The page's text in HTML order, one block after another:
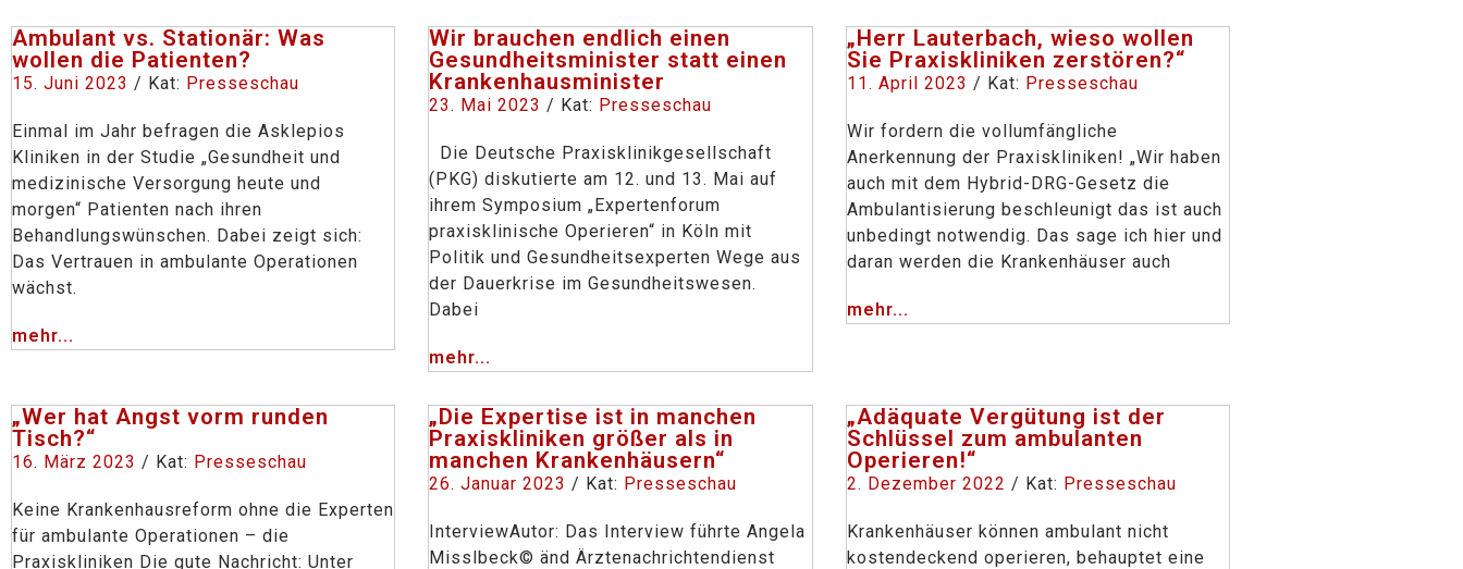
Ambulant vs. Stationär: Was
wollen die Patienten?
15. Juni 2023 / Kat: Presseschau
Einmal im Jahr befragen die Asklepios
Kliniken in der Studie „Gesundheit und
medizinische Versorgung heute und
morgen“ Patienten nach ihren
Behandlungswünschen. Dabei zeigt sich:
Das Vertrauen in ambulante Operationen
wächst.
mehr...
Wir brauchen endlich einen
Gesundheitsminister statt einen
Krankenhausminister
23. Mai 2023 / Kat: Presseschau
Die Deutsche Praxisklinikgesellschaft
(PKG) diskutierte am 12. und 13. Mai auf
ihrem Symposium „Expertenforum
praxisklinische Operieren“ in Köln mit
Politik und Gesundheitsexperten Wege aus
der Dauerkrise im Gesundheitswesen.
Dabei
mehr...
„Herr Lauterbach, wieso wollen
Sie Praxiskliniken zerstören?“
11. April 2023 / Kat: Presseschau
Wir fordern die vollumfängliche
Anerkennung der Praxiskliniken! „Wir haben
auch mit dem Hybrid-DRG-Gesetz die
Ambulantisierung beschleunigt das ist auch
unbedingt notwendig. Das sage ich hier und
daran werden die Krankenhäuser auch
mehr...
„Wer hat Angst vorm runden
Tisch?“
16. März 2023 / Kat: Presseschau
Keine Krankenhausreform ohne die Experten
für ambulante Operationen – die
Praxiskliniken Die gute Nachricht: Unter
„Die Expertise ist in manchen
Praxiskliniken größer als in
manchen Krankenhäusern“
26. Januar 2023 / Kat: Presseschau
InterviewAutor: Das Interview führte Angela
Misslbeck© änd Ärztenachrichtendienst
„Adäquate Vergütung ist der
Schlüssel zum ambulanten
Operieren!“
2. Dezember 2022 / Kat: Presseschau
Krankenhäuser können ambulant nicht
kostendeckend operieren, behauptet eine